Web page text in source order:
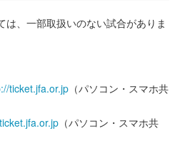
は、一部取扱いのない試合がありま
ticket.jfa.or.jp （パソコン・スマホ共
（パソコン・スマホ共